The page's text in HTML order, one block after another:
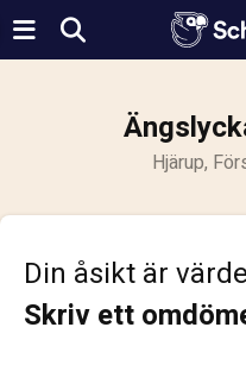
Hjärup,
Din åsikt är
Skriv ett